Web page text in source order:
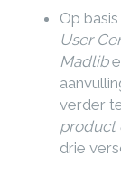
Op
User
Madlib
verder
product
drie